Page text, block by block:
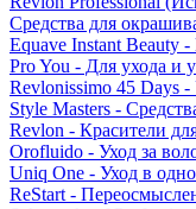
Средства для
Equave Instant Beauty
Pro You - Для ухода и
Revlonissimo 45 Days
Style Masters -
Revlon - Красители
Orofluido - Уход за
Uniq One - Уход в
ReStart -